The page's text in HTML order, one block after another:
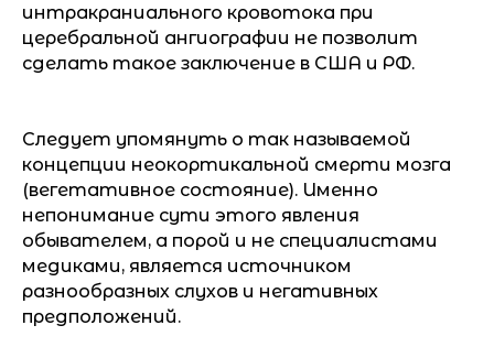
интракраниального кровотока при
церебральной ангиографии не позволит
сделать такое заключение в США и РФ.
Следует упомянуть о так называемой
концепции неокортикальной смерти мозга
(вегетативное состояние). Именно
непонимание сути этого явления
обывателем, а порой и не специалистами
медиками, является источником
разнообразных слухов и негативных
предположений.